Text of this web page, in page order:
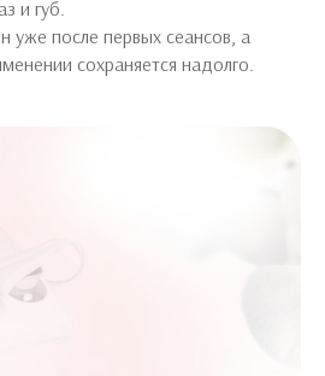
и губ.
уже после первых сеансов, а
сохраняется надолго.